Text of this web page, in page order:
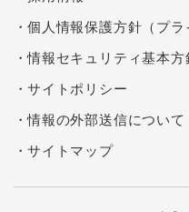
個人情報保護方針（プラ
情報セキュリティ基本方
サイトポリシー
情報の外部送信について
サイトマップ